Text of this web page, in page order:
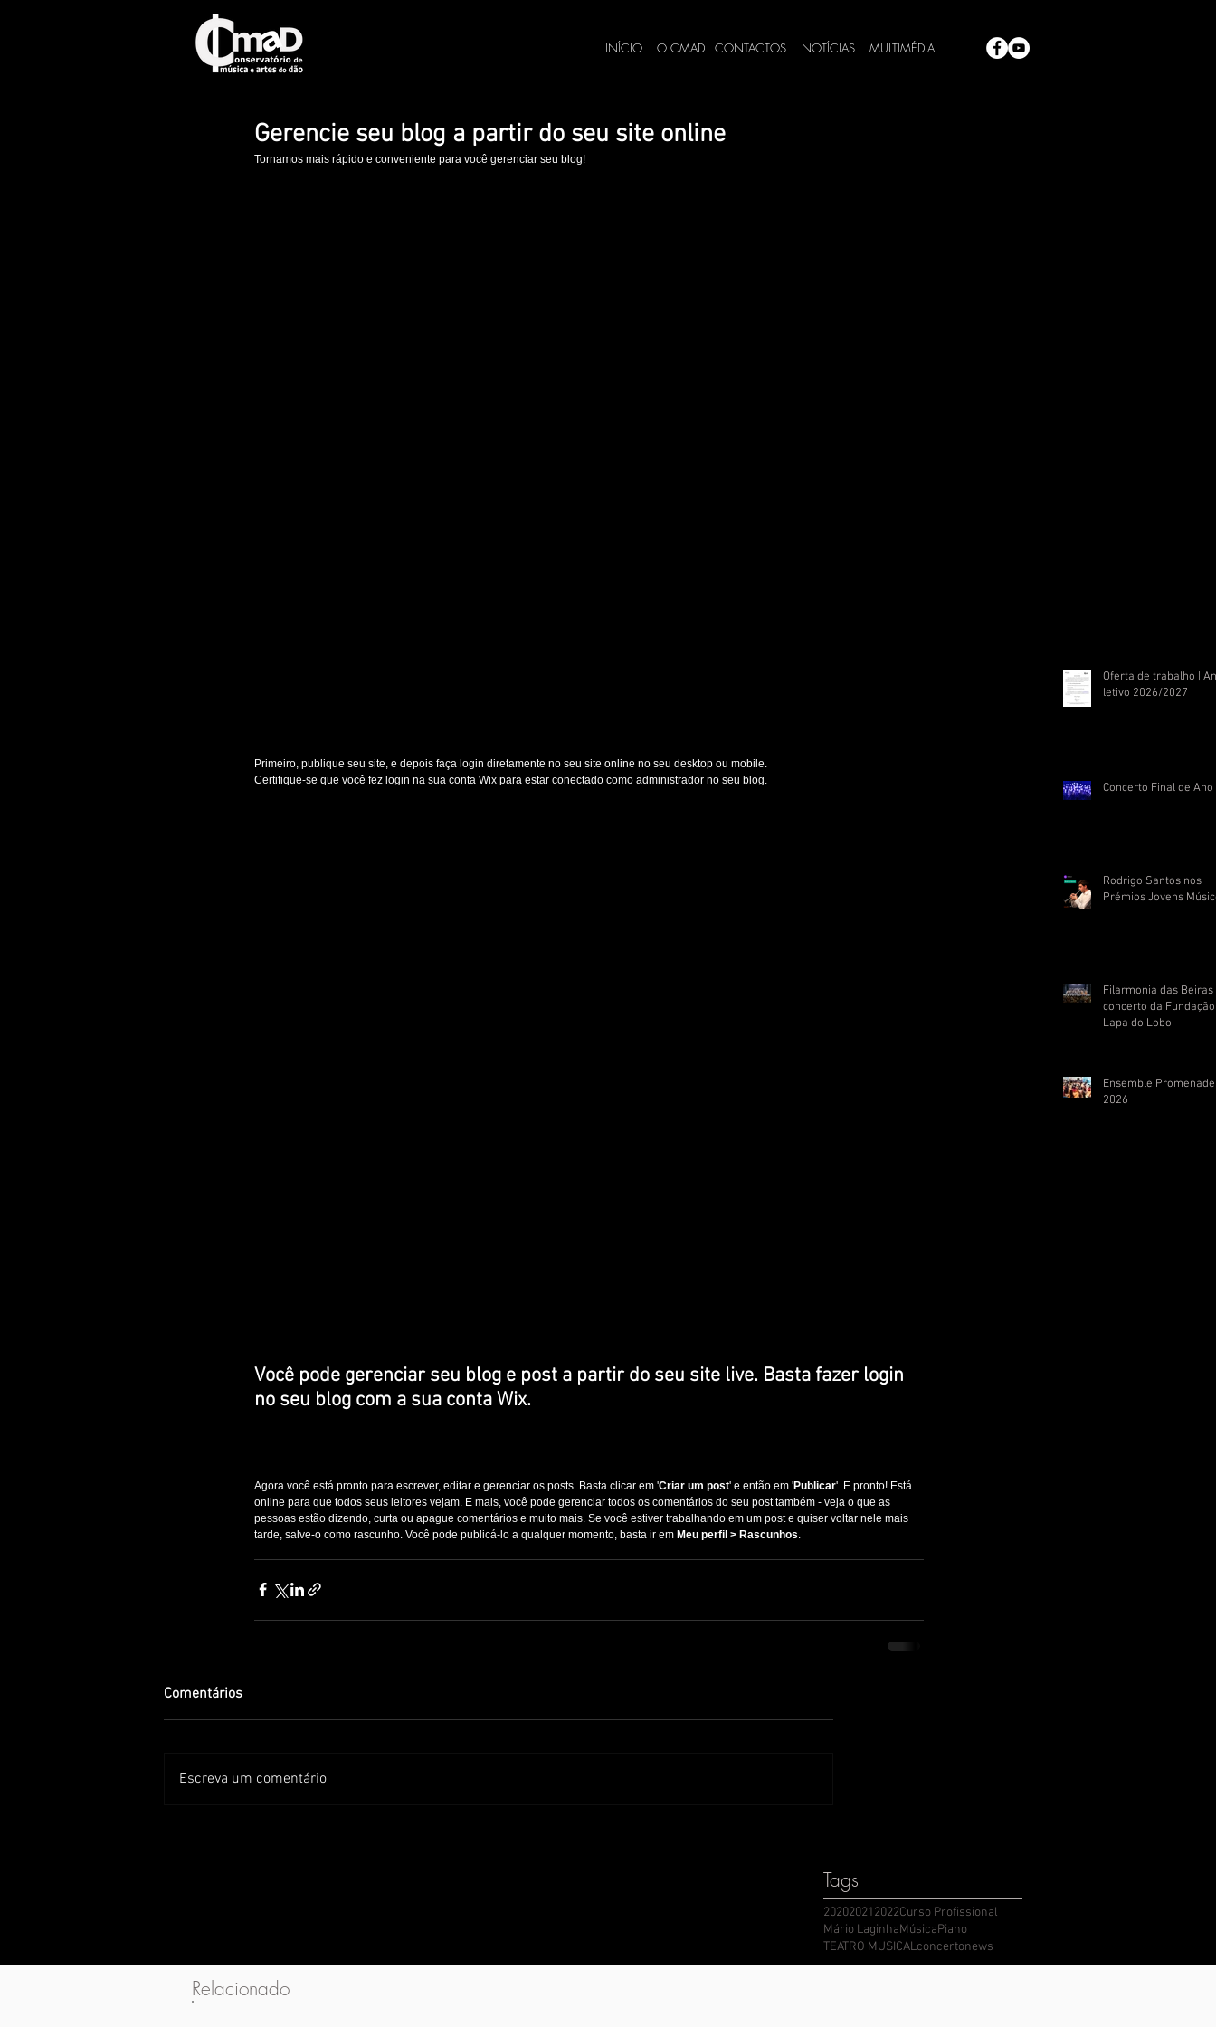
INÍCIO O CMAD CONTACTOS NOTÍCIAS MULTIMÉDIA
Gerencie seu blog a partir do seu site online
Tornamos mais rápido e conveniente para você gerenciar seu blog!
Primeiro, publique seu site, e depois faça login diretamente no seu site online no seu desktop ou mobile.
Certifique-se que você fez login na sua conta Wix para estar conectado como administrador no seu blog.
Você pode gerenciar seu blog e post a partir do seu site live. Basta fazer login
no seu blog com a sua conta Wix.
Agora você está pronto para escrever, editar e gerenciar os posts. Basta clicar em 'Criar um post' e então em 'Publicar'. E pronto! Está
online para que todos seus leitores vejam. E mais, você pode gerenciar todos os comentários do seu post também - veja o que as
pessoas estão dizendo, curta ou apague comentários e muito mais. Se você estiver trabalhando em um post e quiser voltar nele mais
tarde, salve-o como rascunho. Você pode publicá-lo a qualquer momento, basta ir em Meu perfil > Rascunhos
Comentários
Escreva um comentário
Oferta de trabalho |
letivo 2026/2027
Concerto Final de Ano
Rodrigo Santos nos
Prémios Jovens
Filarmonia das Beiras
concerto da Fundação
Lapa do Lobo
Ensemble Promenade
2026
Tags
202020212022Curso Profissional
Mário LaginhaMúsicaPiano
TEATRO MUSICALconcertonews
Relacionado